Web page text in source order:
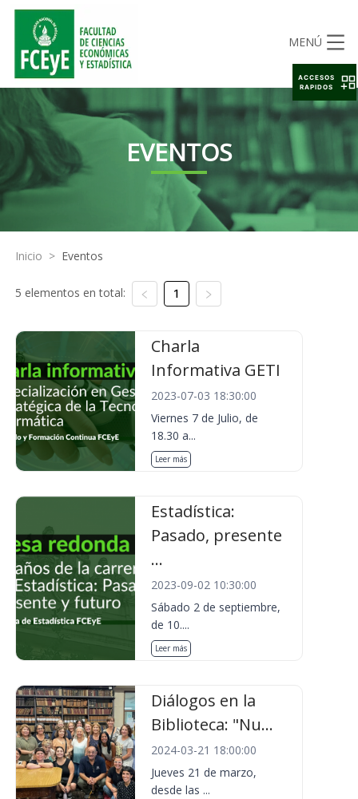
MENÚ
EVENTOS
Inicio > Eventos
5 elementos en total: 1
Charla
Informativa GETI
2023-07-03 18:30:00
Viernes 7 de Julio, de
18.30 a...
Leer más
Estadística:
Pasado, presente
...
2023-09-02 10:30:00
Sábado 2 de septiembre,
de 10....
Leer más
Diálogos en la
Biblioteca: "Nu...
2024-03-21 18:00:00
Jueves 21 de marzo,
desde las ...
ACCESOS
RAPIDOS